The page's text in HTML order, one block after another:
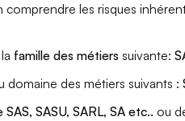
les risques
famille des métiers suivante:
domaine des métiers suivants :
SASU, SARL, SA etc.. ou